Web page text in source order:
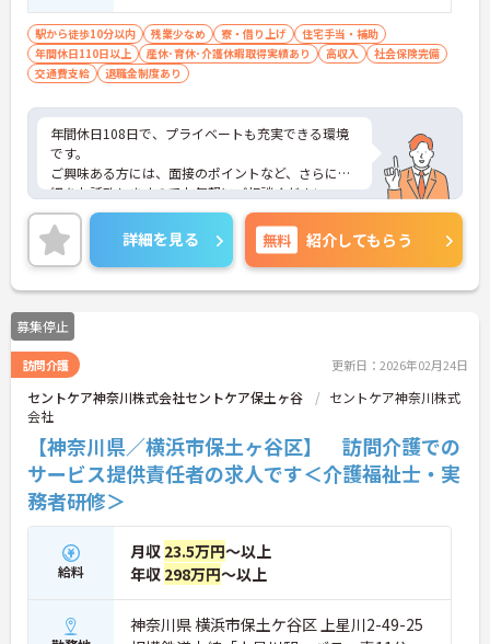
駅から徒歩10分以内 残業少なめ 寮・借り上げ
住宅手当・補助
年間休日110日以上
産休･育休･介護休暇取得実績あり 高収入
社会保険完備
交通費支給
退職金制度あり
年間休日108日で、プライベートも充実できる環境
です。
ご興味ある方には、面接のポイントなど、さらに詳
細をお話致しますのでお気軽にご相談ください。
詳細を見る 無料 紹介してもらう
募集停止
訪問介護 更新日：2026年02月24日
セントケア神奈川株式会社セントケア保土ヶ谷
セントケア神奈川株式
会社
【神奈川県／横浜市保土ヶ谷区】 訪問介護での
サービス提供責任者の求人です＜介護福祉士・実
務者研修＞
給料
月収 23.5万円～以上
年収 298万円～以上
神奈川県 横浜市保土ケ谷区 上星川2-49-25